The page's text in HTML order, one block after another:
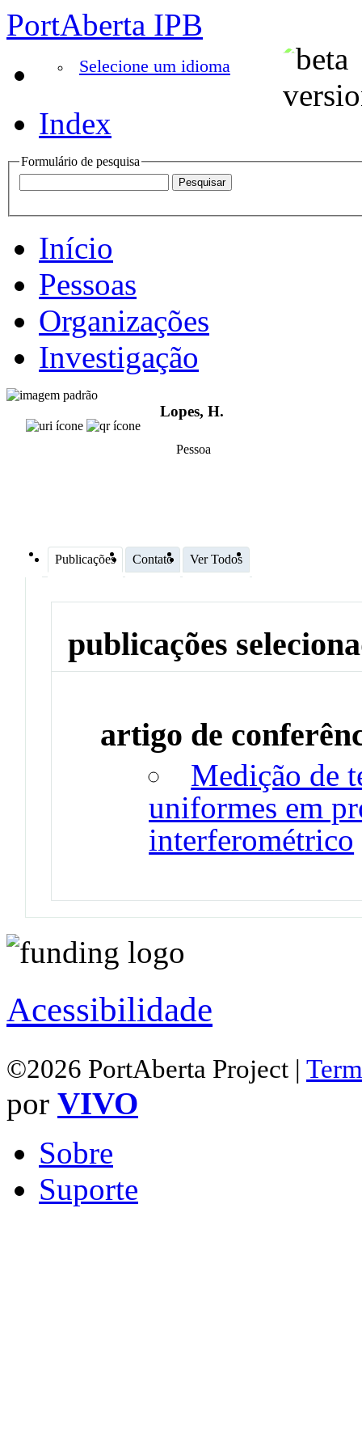
PortAberta IPB
Selecione um idioma
Index
Formulário de pesquisa
Início
Pessoas
Organizações
Investigação
Lopes, H.
Pessoa
Publicações Contato Ver Todos
publicações
artigo de
Medição de
uniformes em
interferométrico
Acessibilidade
©2026 PortAberta Project |
por VIVO
Sobre
Suporte